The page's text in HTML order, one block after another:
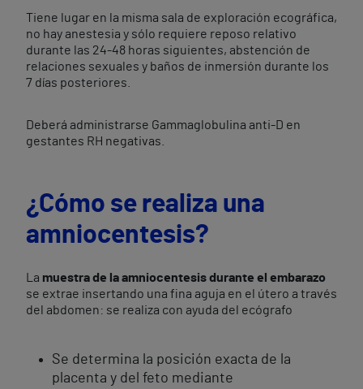
Tiene lugar en la misma sala de exploración ecográfica,
no hay anestesia y sólo requiere reposo relativo
durante las 24-48 horas siguientes, abstención de
relaciones sexuales y baños de inmersión durante los
7 días posteriores.
Deberá administrarse Gammaglobulina anti-D en
gestantes RH negativas.
¿Cómo se realiza una
amniocentesis?
La muestra de la amniocentesis durante el embarazo
se extrae insertando una fina aguja en el útero a través
del abdomen: se realiza con ayuda del ecógrafo
Se determina la posición exacta de la
placenta y del feto mediante